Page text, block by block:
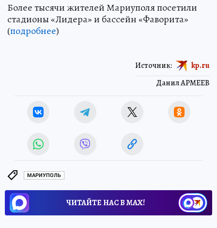
Более тысячи жителей Мариуполя посетили
стадионы «Лидера» и бассейн «Фаворита»
(подробнее)
Данил АРМЕЕВ
Источник: kp.ru
МАРИУПОЛЬ
ЧИТАЙТЕ НАС В МАХ!